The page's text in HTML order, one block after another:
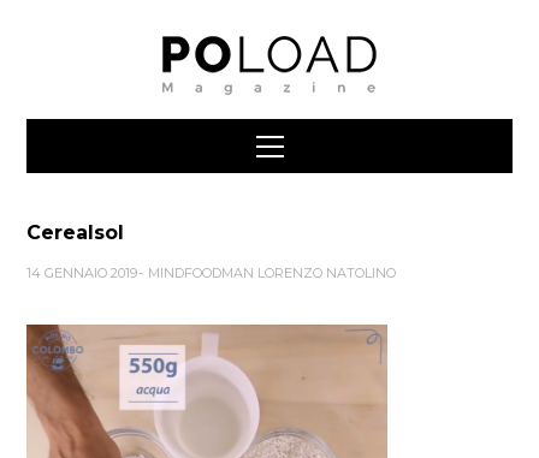
Cerealsol
14 GENNAIO 2019 MINDFOODMAN LORENZO NATOLINO